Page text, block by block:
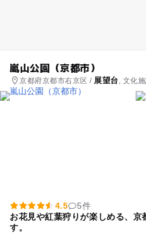
嵐山公園（京都市）
京都府京都市右京区 / 展望台 , 文化
4.5
5件
お花見や紅葉狩りが楽しめる、
す。